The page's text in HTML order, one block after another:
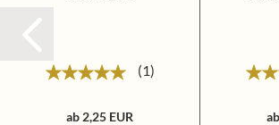
1
ab 2,25 EUR